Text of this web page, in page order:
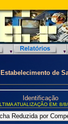
Estabelecimento de
Identificação
ATUALIZAÇÃO EM: